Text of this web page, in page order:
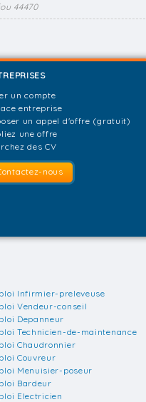
44470
un compte
entreprise
un appel d'offre (gratuit)
une offre
des CV
nous
Infirmier-preleveuse
Vendeur-conseil
Depanneur
Technicien-de-maintenance
Chaudronnier
Couvreur
Menuisier-poseur
Bardeur
Electricien